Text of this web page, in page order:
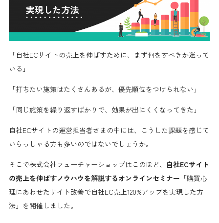
「自社ECサイトの売上を伸ばすために、まず何をすべきか迷って
いる」
「打ちたい施策はたくさんあるが、優先順位をつけられない」
「同じ施策を繰り返すばかりで、効果が出にくくなってきた」
自社ECサイトの運営担当者さまの中には、こうした課題を感じて
いらっしゃる方も多いのではないでしょうか。
そこで株式会社フューチャーショップはこのほど、
自社ECサイト
の売上を伸ばすノウハウを解説するオンラインセミナー 「購買心
理にあわせたサイト改善で自社EC売上120%アップを実現した方
法」を開催しました。